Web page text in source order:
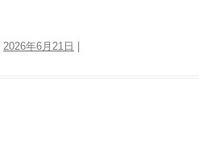
2026年6月21日 |